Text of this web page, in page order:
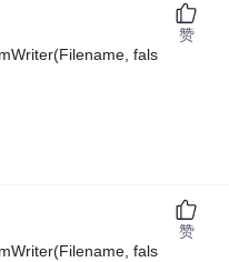
fals
赞
fals
赞